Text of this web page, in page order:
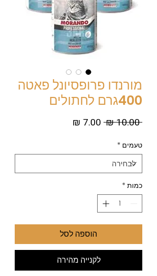
מורנדו פרופסיונל פאטה
400גרם לחתולים
‏10.00 ‏₪
מחיר
טעמים *
כמות *
הוספה לסל
לקנייה מהירה